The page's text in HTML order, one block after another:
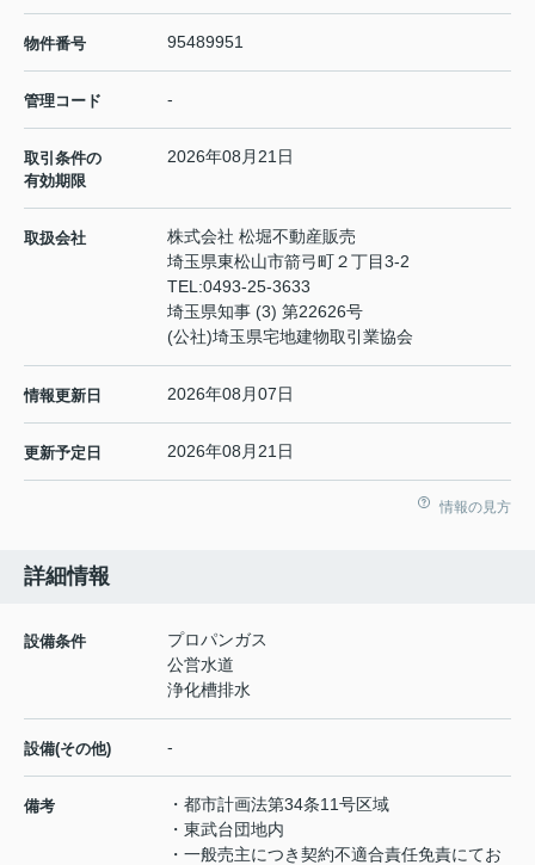
物件番号 95489951
管理コード -
取引条件の
有効期限
2026年08月21日
取扱会社
株式会社 松堀不動産販売
埼玉県東松山市箭弓町２丁目3-2
TEL:0493-25-3633
埼玉県知事 (3) 第22626号
(公社)埼玉県宅地建物取引業協会
情報更新日 2026年08月07日
更新予定日 2026年08月21日
情報の見方
詳細情報
設備条件
プロパンガス
公営水道
浄化槽排水
設備(その他) -
備考
・都市計画法第34条11号区域
・東武台団地内
・一般売主につき契約不適合責任免責にてお